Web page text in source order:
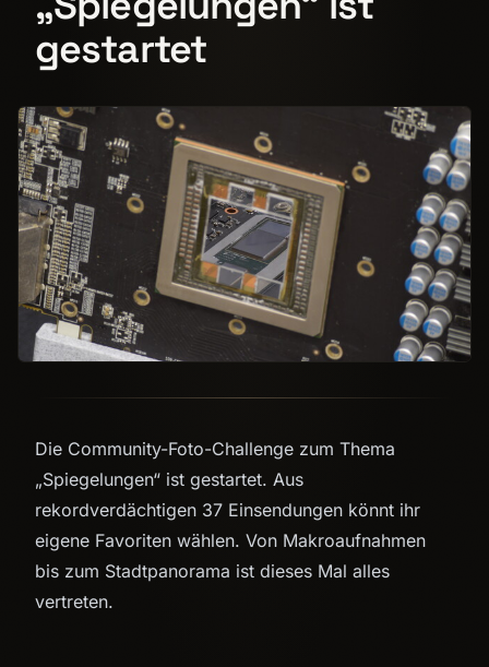
gestartet
Die Community-Foto-Challenge zum Thema
„Spiegelungen“ ist gestartet. Aus
rekordverdächtigen 37 Einsendungen könnt ihr
eigene Favoriten wählen. Von Makroaufnahmen
bis zum Stadtpanorama ist dieses Mal alles
vertreten.